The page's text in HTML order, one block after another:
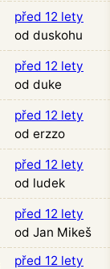
před 12 lety
od duskohu
před 12 lety
od duke
před 12 lety
od erzzo
před 12 lety
od ludek
před 12 lety
od Jan Mikeš
před 12 lety